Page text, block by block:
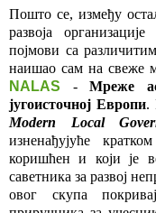
Пошто се, између
развоја
појмови са
наишао сам на свеже
NALAS
- Мреже
југоисточној Европи.
Modern Local
изненађујуће
коришћен и који је
саветника за развој
овог скупа